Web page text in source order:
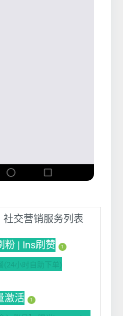
社交营销服务列表
粉 | Ins刷赞 1
(24小时自助下单)
激活 1